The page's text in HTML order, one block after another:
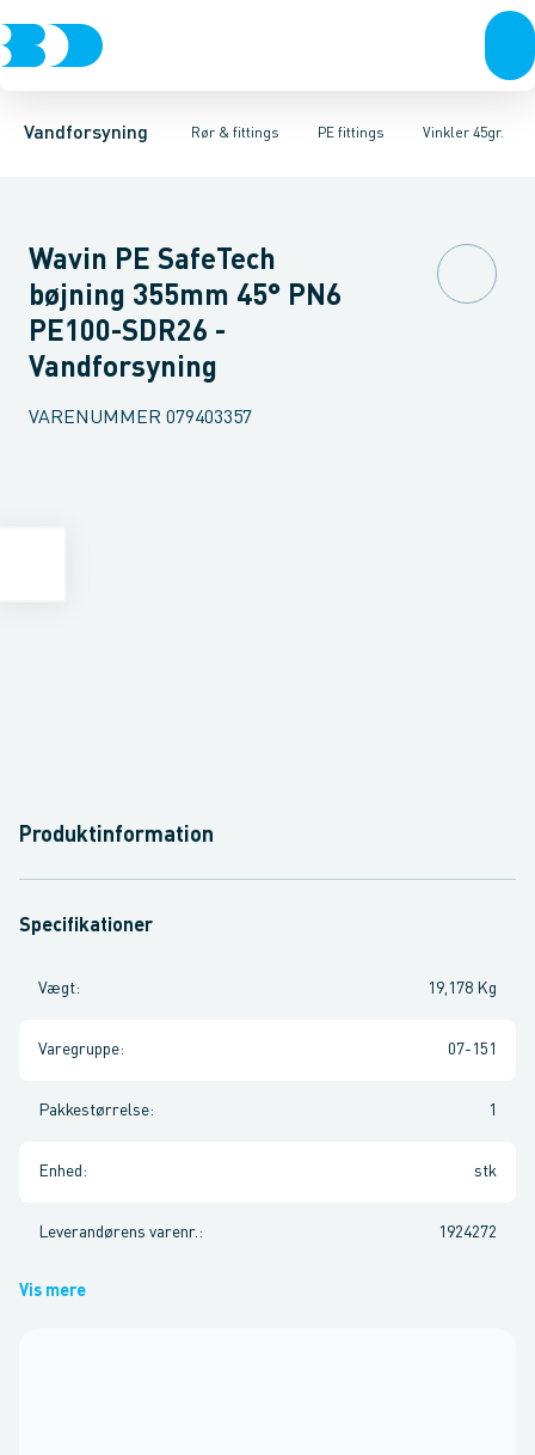
Vandforsyning Rør & fittings
Rør & fittingsKoblinger & anboringerMuffer, klemmer &
PE fittings
PE rørPE EL fittingsPE fittings Duktiljern fittingsVinkler 45gr.
Vinkler 90gr.Vinkler 60gr.Vinkler 45gr.Vinkler 30gr.Vinkler
Wavin PE SafeTech
bøjning 355mm 45° PN6
PE100-SDR26 -
Vandforsyning
VARENUMMER 079403357
Produktinformation
Specifikationer
Vægt: 19,178 Kg
Varegruppe: 07-151
Pakkestørrelse: 1
Enhed : stk
Leverandørens varenr. : 1924272
Vis mere